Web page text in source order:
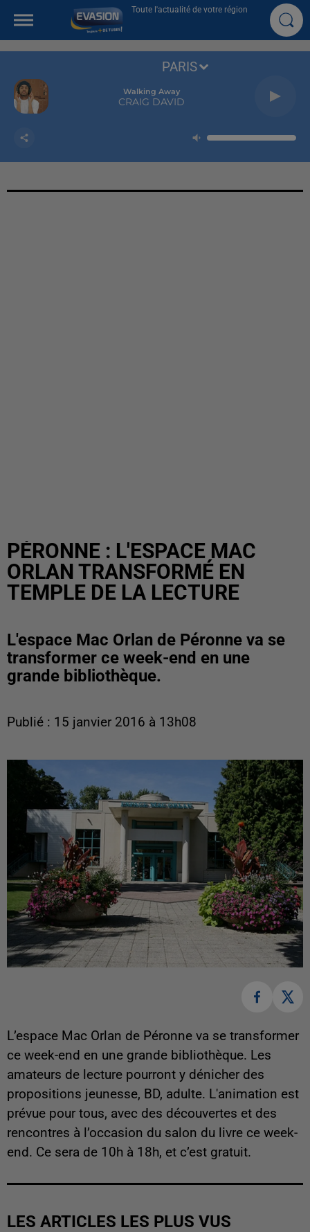
Toute l'actualité de votre région
Walking Away
CRAIG DAVID
PARIS
PÉRONNE : L'ESPACE MAC
ORLAN TRANSFORMÉ EN
TEMPLE DE LA LECTURE
L'espace Mac Orlan de Péronne va se
transformer ce week-end en une
grande bibliothèque.
Publié : 15 janvier 2016 à 13h08
L’espace Mac Orlan de Péronne va se transformer
ce week-end en une grande bibliothèque. Les
amateurs de lecture pourront y dénicher des
propositions jeunesse, BD, adulte. L'animation est
prévue pour tous, avec des découvertes et des
rencontres à l’occasion du salon du livre ce week-
end. Ce sera de 10h à 18h, et c’est gratuit.
LES ARTICLES LES PLUS VUS